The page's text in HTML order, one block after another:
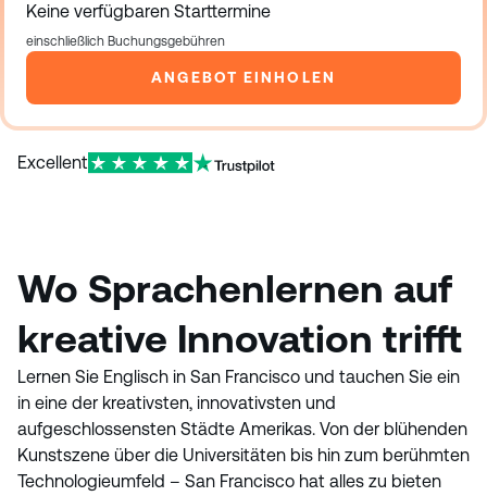
Keine verfügbaren Starttermine
einschließlich Buchungsgebühren
ANGEBOT EINHOLEN
Excellent
Wo Sprachenlernen auf
kreative Innovation trifft
Lernen Sie Englisch in San Francisco und tauchen Sie ein
in eine der kreativsten, innovativsten und
aufgeschlossensten Städte Amerikas. Von der blühenden
Kunstszene über die Universitäten bis hin zum berühmten
Technologieumfeld – San Francisco hat alles zu bieten